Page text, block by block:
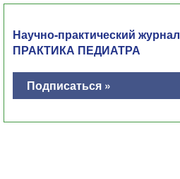
Научно-практический журнал
ПРАКТИКА ПЕДИАТРА
Подписаться »